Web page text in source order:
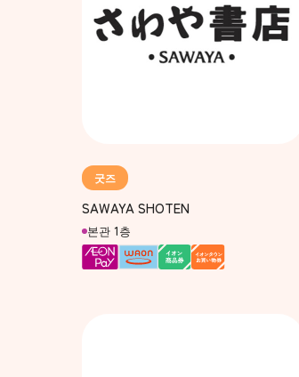
굿즈
SAWAYA SHOTEN
본관 1층